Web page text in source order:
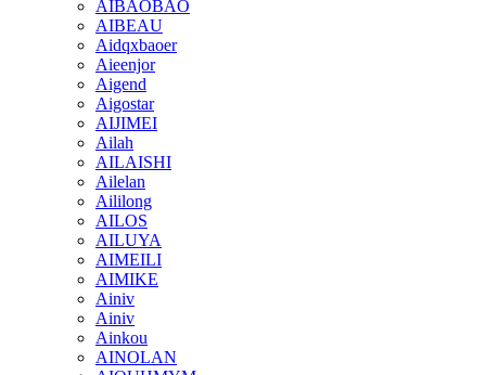
AIBAOBAO
AIBEAU
Aidqxbaoer
Aieenjor
Aigend
Aigostar
AIJIMEI
Ailah
AILAISHI
Ailelan
Aililong
AILOS
AILUYA
AIMEILI
AIMIKE
Ainiv
Ainiv
Ainkou
AINOLAN